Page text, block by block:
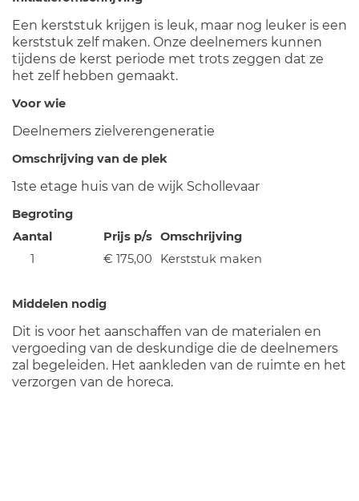
Een kerststuk krijgen is leuk, maar nog leuker is een
kerststuk zelf maken. Onze deelnemers kunnen
tijdens de kerst periode met trots zeggen dat ze
het zelf hebben gemaakt.
Voor wie
Deelnemers zielverengeneratie
Omschrijving van de plek
1ste etage huis van de wijk Schollevaar
Begroting
Aantal
Prijs p/s Omschrijving
1
€ 175,00 Kerststuk maken
Middelen nodig
Dit is voor het aanschaffen van de materialen en
vergoeding van de deskundige die de deelnemers
zal begeleiden. Het aankleden van de ruimte en het
verzorgen van de horeca.